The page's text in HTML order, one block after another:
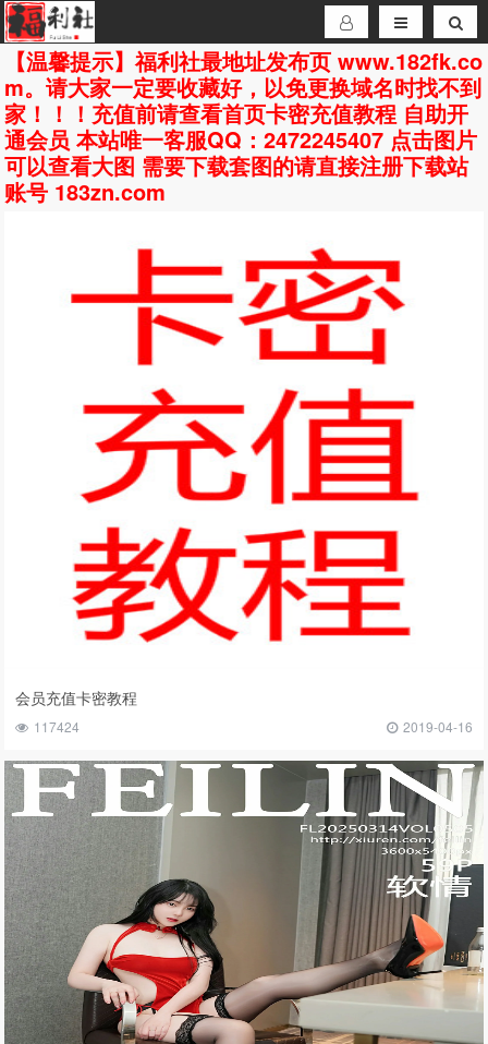
【温馨提示】福利社最地址发布页 www.182fk.co
m。请大家一定要收藏好，以免更换域名时找不到
家！！！充值前请查看首页卡密充值教程 自助开
通会员 本站唯一客服QQ：2472245407 点击图片
可以查看大图 需要下载套图的请直接注册下载站
账号 183zn.com
会员充值卡密教程
117424 2019-04-16